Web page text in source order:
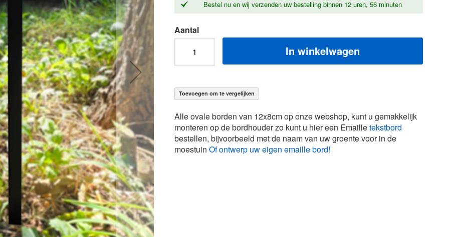
Bestel nu en wij verzenden uw bestelling binnen 12 uren, 56 minuten
Aantal
In winkelwagen
Toevoegen om te vergelijken
Alle ovale borden van 12x8cm op onze webshop, kunt u gemakkelijk
monteren op de bordhouder zo kunt u hier een Emailletekstbord
bestellen, bijvoorbeeld met de naam van uw groente voor in de
moestuin Of ontwerp uw eigen emaille bord!